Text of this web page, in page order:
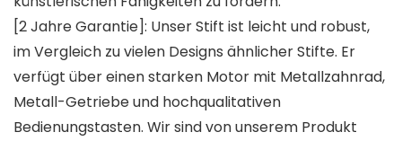
[2 Jahre Garantie]: Unser Stift ist leicht und robust,
im Vergleich zu vielen Designs ähnlicher Stifte. Er
verfügt über einen starken Motor mit Metallzahnrad,
Metall-Getriebe und hochqualitativen
Bedienungstasten. Wir sind von unserem Produkt